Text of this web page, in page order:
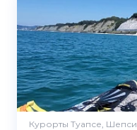
Курорты Туапсе, Шепси